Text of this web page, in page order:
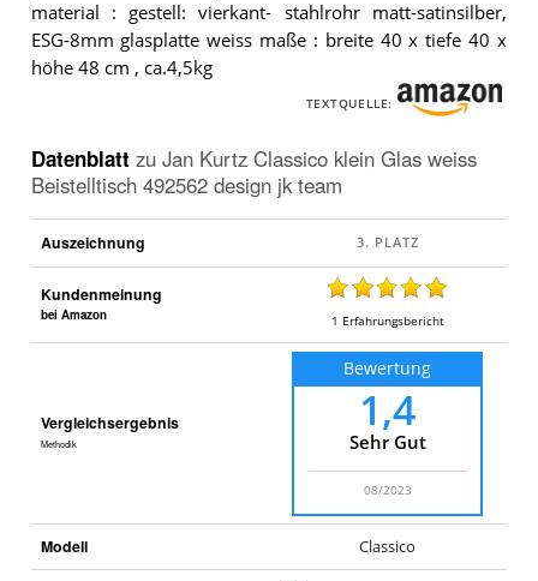
material : gestell: vierkant- stahlrohr matt-satinsilber,
ESG-8mm glasplatte weiss maße : breite 40 x tiefe 40 x
höhe 48 cm , ca.4,5kg
TEXTQUELLE:
Datenblatt zu Jan Kurtz Classico klein Glas weiss
Beistelltisch 492562 design jk team
Auszeichnung
Kundenmeinung
bei Amazon 1 Erfahrungsbericht
Vergleichsergebnis
Methodik
Bewertung
1,4
Sehr Gut
08/2023
Modell Classico